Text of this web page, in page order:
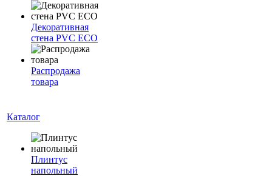
Декоративная
стена PVC ECO
Распродажа
товара
Каталог
Плинтус
напольный